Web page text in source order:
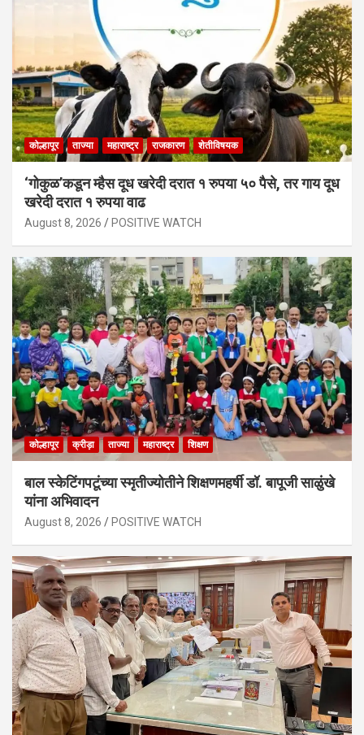
कोल्हापूर ताज्या महाराष्ट्र राजकारण शेतीविषयक
‘गोकुळ’कडून म्हैस दूध खरेदी दरात १ रुपया ५० पैसे, तर गाय दूध
खरेदी दरात १ रुपया वाढ
August 8, 2026 POSITIVE WATCH
कोल्हापूर क्रीड़ा ताज्या महाराष्ट्र शिक्षण
बाल स्केटिंगपटूंच्या स्मृतीज्योतीने शिक्षणमहर्षी डॉ. बापूजी साळुंखे
यांना अभिवादन
August 8, 2026 POSITIVE WATCH